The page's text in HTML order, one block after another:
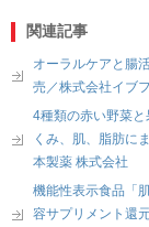
関連記事
オーラルケアと腸
売／株式会社イブ
4種類の赤い野菜
くみ、肌、脂肪に
本製薬 株式会社
機能性表示食品「
容サプリメント還